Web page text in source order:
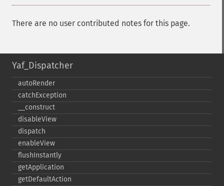
There are no user contributed notes for this page.
Yaf_Dispatcher
autoRender
catchException
_​_​construct
disableView
dispatch
enableView
flushInstantly
getApplication
getDefaultAction